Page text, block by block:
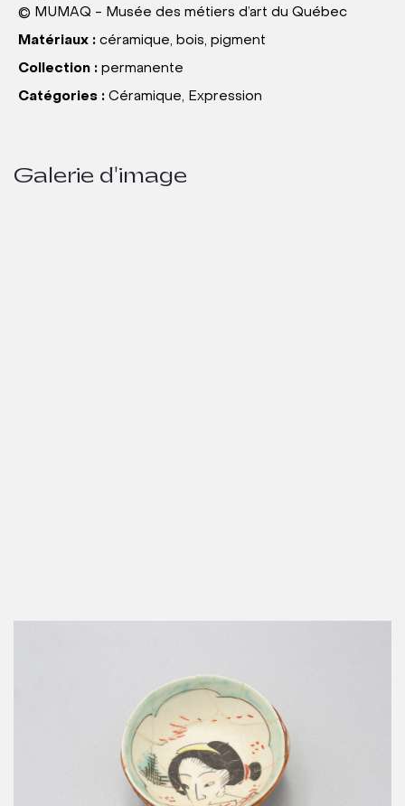
© MUMAQ - Musée des métiers d’art du Québec
Matériaux : céramique, bois, pigment
Collection : permanente
Catégories : Céramique, Expression
Galerie d'image